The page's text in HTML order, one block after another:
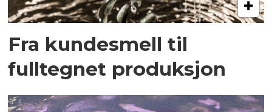
Fra kundesmell til
fulltegnet produksjon